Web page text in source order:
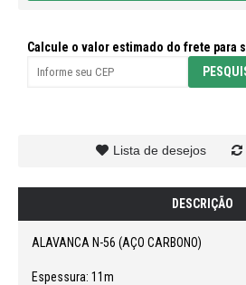
Calcule o valor estimado do frete para
Lista de desejos
DESCRIÇÃO
ALAVANCA N-56 (AÇO CARBONO)
Espessura: 11m